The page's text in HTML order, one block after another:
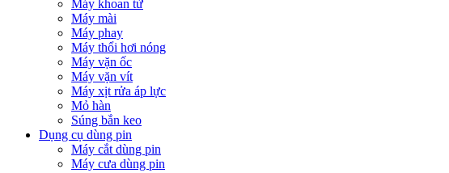
Máy khoan từ
Máy mài
Máy phay
Máy thổi hơi nóng
Máy vặn ốc
Máy vặn vít
Máy xịt rửa áp lực
Mỏ hàn
Súng bắn keo
Dụng cụ dùng pin
Máy cắt dùng pin
Máy cưa dùng pin